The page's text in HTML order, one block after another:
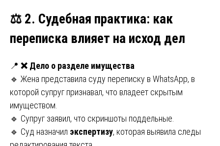
⚖ 2. Судебная практика: как
переписка влияет на исход дел
📍 ❌ Дело о разделе имущества
🔹 Жена представила суду переписку в WhatsApp, в
которой супруг признавал, что владеет скрытым
имуществом.
🔹 Супруг заявил, что скриншоты поддельные.
🔹 Суд назначил экспертизу, которая выявила следы